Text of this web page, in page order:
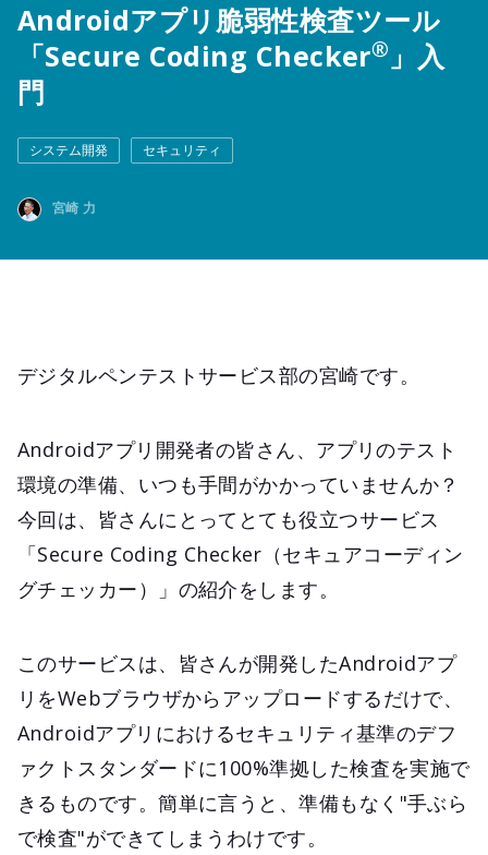
Androidアプリ脆弱性検査ツール
「Secure Coding Checker® 」入
門
システム開発 セキュリティ
宮崎 力
デジタルペンテストサービス部の宮崎です。
Androidアプリ開発者の皆さん、アプリのテスト
環境の準備、いつも手間がかかっていませんか？
今回は、皆さんにとってとても役立つサービス
「Secure Coding Checker（セキュアコーディン
グチェッカー）」の紹介をします。
このサービスは、皆さんが開発したAndroidアプ
リをWebブラウザからアップロードするだけで、
Androidアプリにおけるセキュリティ基準のデフ
ァクトスタンダードに100%準拠した検査を実施で
きるものです。簡単に言うと、準備もなく"手ぶら
で検査"ができてしまうわけです。